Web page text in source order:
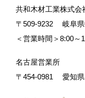
共和木材工業株式会
〒509-9232
岐阜
＜営業時間＞8:00
名古屋営業所
〒454-0981
愛知